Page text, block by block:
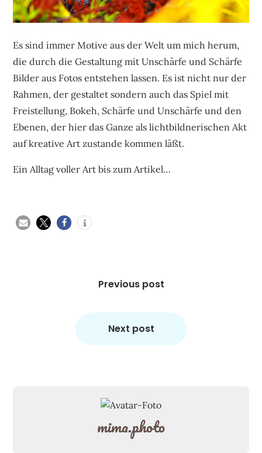
Es sind immer Motive aus der Welt um mich herum,
die durch die Gestaltung mit Unschärfe und Schärfe
Bilder aus Fotos entstehen lassen. Es ist nicht nur der
Rahmen, der gestaltet sondern auch das Spiel mit
Freistellung, Bokeh, Schärfe und Unschärfe und den
Ebenen, der hier das Ganze als lichtbildnerischen Akt
auf kreative Art zustande kommen läßt.
Ein Alltag voller Art bis zum Artikel…
Previous post
Next post
mima.photo